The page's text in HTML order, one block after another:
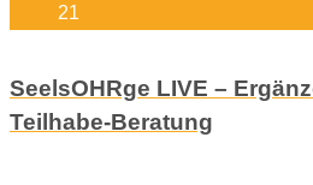
21
SeelsOHRge LIVE –
Teilhabe-Beratung